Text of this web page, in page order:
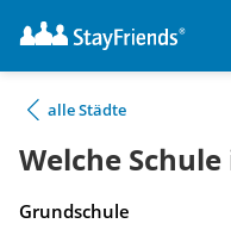
alle Städte
Welche
Grundschule